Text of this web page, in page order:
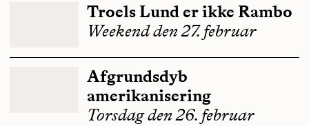
Troels Lund er ikke Rambo
Weekend den 27. februar
Afgrundsdyb
amerikanisering
Torsdag den 26. februar